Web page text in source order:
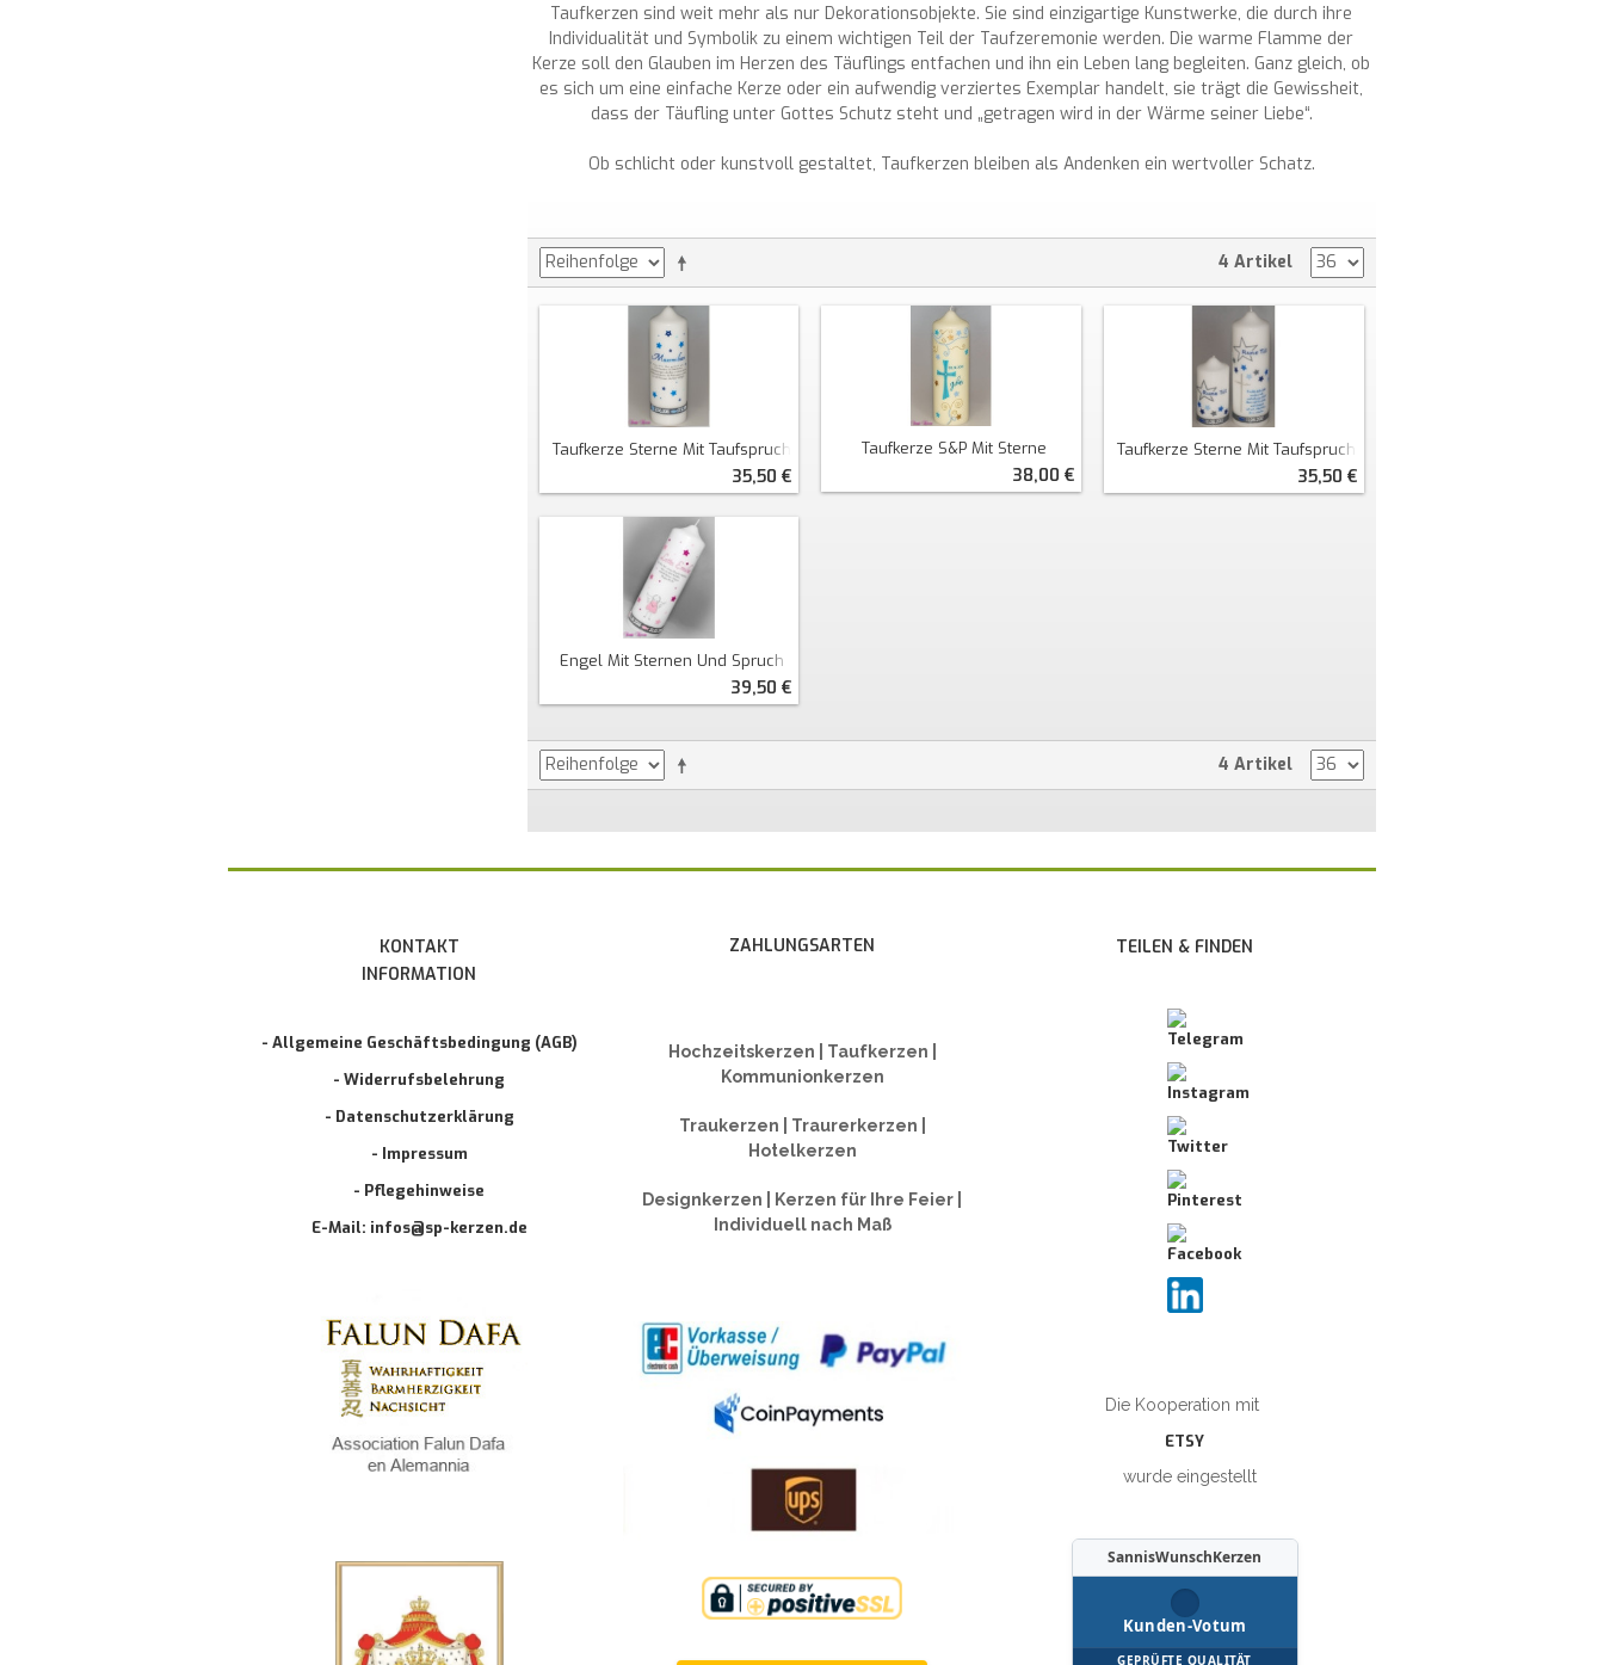
Taufkerzen sind weit mehr als nur Dekorationsobjekte. Sie sind einzigartige Kunstwerke, die durch ihre
Individualität und Symbolik zu einem wichtigen Teil der Taufzeremonie werden. Die warme Flamme der
Kerze soll den Glauben im Herzen des Täuflings entfachen und ihn ein Leben lang begleiten. Ganz gleich, ob
es sich um eine einfache Kerze oder ein aufwendig verziertes Exemplar handelt, sie trägt die Gewissheit,
dass der Täufling unter Gottes Schutz steht und „getragen wird in der Wärme seiner Liebe“.
Ob schlicht oder kunstvoll gestaltet, Taufkerzen bleiben als Andenken ein wertvoller Schatz.
4 Artikel
Taufkerze Sterne Mit Taufspruch
35,50 €
Taufkerze S&P Mit Sterne
38,00 €
Taufkerze Sterne Mit Taufspruch
35,50 €
Engel Mit Sternen Und Spruch
39,50 €
4 Artikel
KONTAKT
INFORMATION
- Allgemeine Geschäftsbedingung (AGB)
- Widerrufsbelehrung
- Datenschutzerklärung
- Impressum
- Pflegehinweise
E-Mail: infos@sp-kerzen.de
ZAHLUNGSARTEN
Hochzeitskerzen | Taufkerzen |
Kommunionkerzen
Traukerzen | Traurerkerzen |
Hotelkerzen
Designkerzen | Kerzen für Ihre Feier |
Individuell nach Maß
TEILEN & FINDEN
Die Kooperation mit
ETSY
wurde eingestellt
SannisWunschKerzen
Kunden-Votum
GEPRÜFTE QUALITÄT